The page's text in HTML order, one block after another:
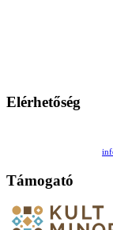
Elérhetőség
Támogató